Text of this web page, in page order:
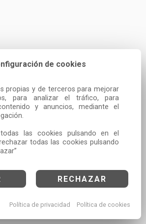
de cookies
propias y de terceros para mejorar
para analizar el tráfico, para
y anuncios, mediante el
las cookies pulsando en el
todas las cookies pulsando
RECHAZAR
Política de privacidad Política de cookies